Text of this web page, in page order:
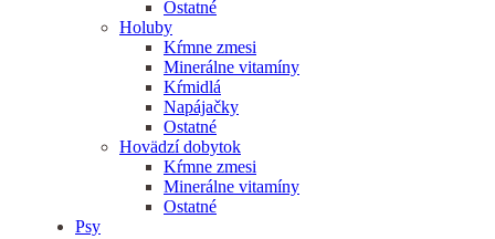
Ostatné
Holuby
Kŕmne zmesi
Minerálne vitamíny
Kŕmidlá
Napájačky
Ostatné
Hovädzí dobytok
Kŕmne zmesi
Minerálne vitamíny
Ostatné
Psy